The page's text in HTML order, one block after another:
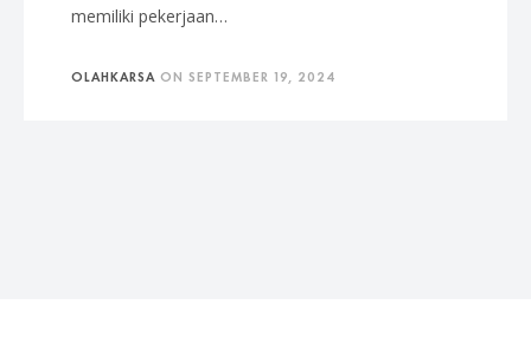
memiliki pekerjaan…
OLAHKARSA ON SEPTEMBER 19, 2024